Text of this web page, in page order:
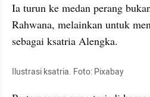
Ia turun ke medan perang
Rahwana, melainkan untuk
sebagai ksatria Alengka.
Ilustrasi ksatria. Foto: Pixabay